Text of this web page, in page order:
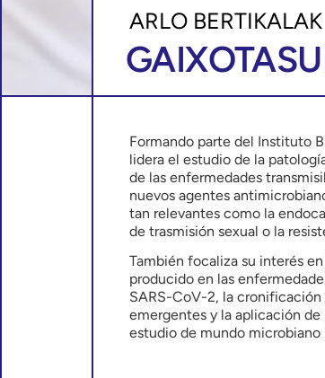
ARLO BERTIKALAK
Formando parte del Instituto
lidera el estudio de la
de las enfermedades
nuevos agentes
tan relevantes como la
de trasmisión sexual o la
También focaliza su interés
producido en las
SARS-CoV-2, la
emergentes y la aplicación
estudio de mundo